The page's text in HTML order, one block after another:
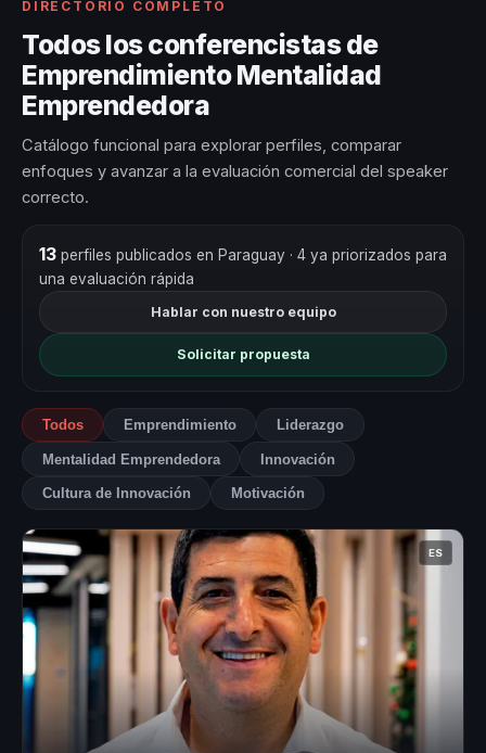
DIRECTORIO COMPLETO
Todos los conferencistas de
Emprendimiento Mentalidad
Emprendedora
Catálogo funcional para explorar perfiles, comparar
enfoques y avanzar a la evaluación comercial del speaker
correcto.
13perfiles publicados en Paraguay · 4 ya priorizados para
una evaluación rápida
Hablar con nuestro equipo
Solicitar propuesta
Todos Emprendimiento Liderazgo
Mentalidad Emprendedora Innovación
Cultura de Innovación Motivación
ES